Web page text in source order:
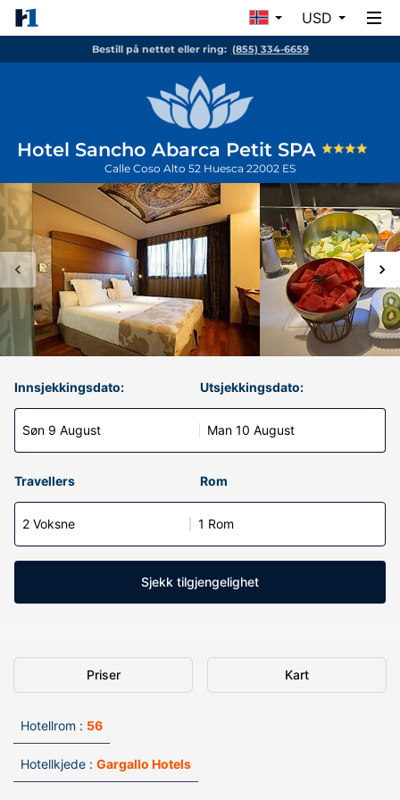
USD
Bestill på nettet eller ring: (855) 334-6659
Hotel Sancho Abarca Petit SPA
Calle Coso Alto 52 Huesca 22002 ES
Innsjekkingsdato:
Søn 9 August
Utsjekkingsdato:
Man 10 August
Travellers Rom
2 Voksne 1 Rom
Sjekk tilgjengelighet
Priser Kart
Hotellrom : 56
Hotellkjede : Gargallo Hotels